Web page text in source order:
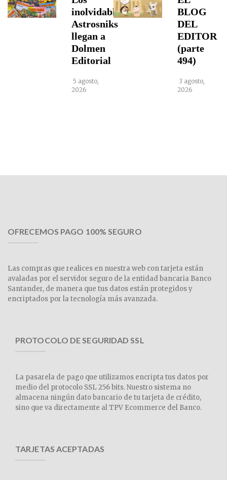
inolvidables
Astrosniks
llegan a
Dolmen
Editorial
5 agosto,
2026
BLOG
DEL
EDITOR
(parte
494)
3 agosto,
2026
OFRECEMOS PAGO 100% SEGURO
Las compras que realices en nuestra web con tarjeta están
avaladas por el servidor seguro de la entidad bancaria Banco
Santander, de manera que tus datos están protegidos y
encriptados por la tecnología más avanzada.
PROTOCOLO DE SEGURIDAD SSL
La pasarela de pago que utilizamos encripta tus datos por
medio del protocolo SSL 256 bits. Nuestro sistema no
almacena ningún dato bancario de tu tarjeta de crédito,
sino que va directamente al TPV Ecommerce del Banco.
TARJETAS ACEPTADAS